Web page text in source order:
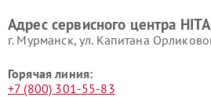
HITACHI
Адрес сервисного центра
г. Мурманск, ул. Капитана
Горячая линия:
+7 (800) 301-55-83